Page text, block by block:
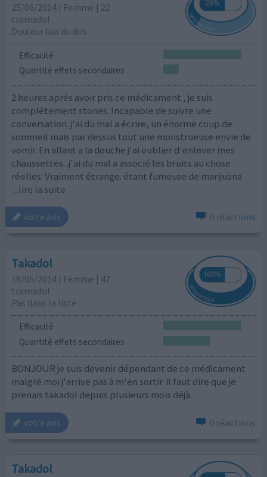
25/06/2014 | Femme | 22
tramadol
Douleur bas du dos
Efficacité
Quantité effets secondaires
2 heures aprés avoir pris ce médicament , je suis
complétement stones. Incapable de suivre une
conversation. j'ai du mal a écrire, un énorme coup de
sommeil mais par dessus tout une monstrueuse envie de
vomir. En allant a la douche j'ai oublier d'enlever mes
chaussettes...j'ai du mal a associé les bruits au chose
réelles. Vraiment étrange. étant fumeuse de marijuana
...lire la suite
votre avis 0 réactions
Takadol
16/05/2014 | Femme | 47
tramadol
Pas dans la liste
Efficacité
Quantité effets secondaires
BONJOUR je suis devenir dépendant de ce médicament
malgré moi j'arrive pas à m'en sortir. il faut dire que je
prenais takadol depuis plusieurs mois déjà.
votre avis 0 réactions
Takadol